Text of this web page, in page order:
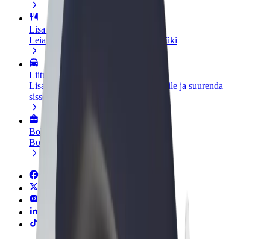
Lisa restoran või pood
Leia rohkem kliente ja suurenda müüki
Liitu sõidukipargi omanikuna
Lisa oma sõidukipark Bolti platvormile ja suurenda
sissetulekut
Bolt for Business
Bolti teenused sinu ettevõttele